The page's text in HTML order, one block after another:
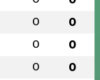
0 0
0 0
0 0